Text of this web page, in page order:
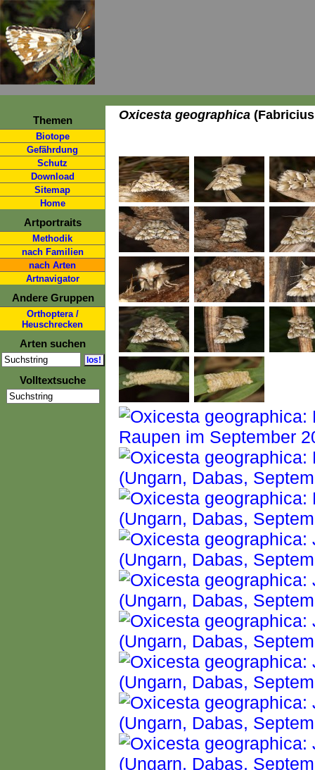
Themen
Biotope
Gefährdung
Schutz
Download
Sitemap
Home
Artportraits
Methodik
nach Familien
nach Arten
Artnavigator
Andere Gruppen
Orthoptera /
Heuschrecken
Arten suchen
Volltextsuche
Oxicesta geographica